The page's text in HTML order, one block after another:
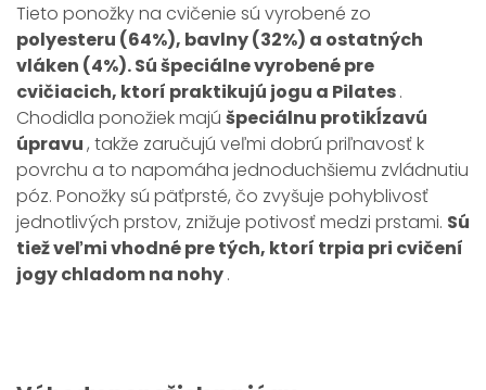
Tieto ponožky na cvičenie sú vyrobené zo
polyesteru (64%), bavlny (32%) a ostatných
vláken (4%). Sú špeciálne vyrobené pre
cvičiacich, ktorí praktikujú jogu a Pilates.
Chodidla ponožiek majú špeciálnu protikĺzavú
úpravu, takže zaručujú veľmi dobrú priľnavosť k
povrchu a to napomáha jednoduchšiemu zvládnutiu
póz. Ponožky sú päťprsté, čo zvyšuje pohyblivosť
jednotlivých prstov, znižuje potivosť medzi prstami. Sú
tiež veľmi vhodné pre tých, ktorí trpia pri cvičení
jogy chladom na nohy.